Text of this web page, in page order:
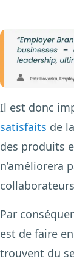
Il est donc
satisfaits de
des produits
n’améliorera
Par
est de faire
trouvent du